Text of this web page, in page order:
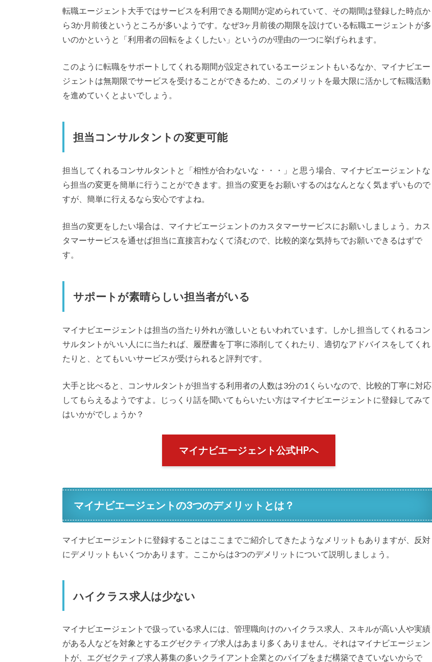
転職エージェント大手ではサービスを利用できる期間が定められていて、その期間は登録した時点か
ら3か月前後というところが多いようです。なぜ3ヶ月前後の期限を設けている転職エージェントが多
いのかというと「利用者の回転をよくしたい」というのが理由の一つに挙げられます。
このように転職をサポートしてくれる期間が設定されているエージェントもいるなか、マイナビエー
ジェントは無期限でサービスを受けることができるため、このメリットを最大限に活かして転職活動
を進めていくとよいでしょう。
担当コンサルタントの変更可能
担当してくれるコンサルタントと「相性が合わないな・・・」と思う場合、マイナビエージェントな
ら担当の変更を簡単に行うことができます。担当の変更をお願いするのはなんとなく気まずいもので
すが、簡単に行えるなら安心ですよね。
担当の変更をしたい場合は、マイナビエージェントのカスタマーサービスにお願いしましょう。カス
タマーサービスを通せば担当に直接言わなくて済むので、比較的楽な気持ちでお願いできるはずで
す。
サポートが素晴らしい担当者がいる
マイナビエージェントは担当の当たり外れが激しいともいわれています。しかし担当してくれるコン
サルタントがいい人にに当たれば、履歴書を丁寧に添削してくれたり、適切なアドバイスをしてくれ
たりと、とてもいいサービスが受けられると評判です。
大手と比べると、コンサルタントが担当する利用者の人数は3分の1くらいなので、比較的丁寧に対応
してもらえるようですよ。じっくり話を聞いてもらいたい方はマイナビエージェントに登録してみて
はいかがでしょうか？
マイナビエージェント公式HPヘ
マイナビエージェントの3つのデメリットとは？
マイナビエージェントに登録することはここまでご紹介してきたようなメリットもありますが、反対
にデメリットもいくつかあります。ここからは3つのデメリットについて説明しましょう。
ハイクラス求人は少ない
マイナビエージェントで扱っている求人には、管理職向けのハイクラス求人、スキルが高い人や実績
がある人などを対象とするエグゼクティブ求人はあまり多くありません。それはマイナビエージェン
トが、エグゼクティブ求人募集の多いクライアント企業とのパイプをまだ構築できていないからで